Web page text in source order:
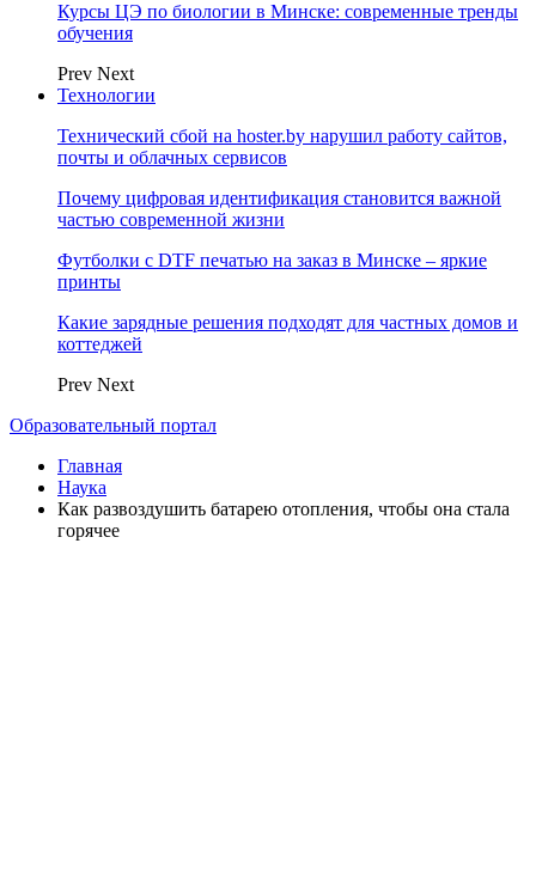
Курсы ЦЭ по биологии в Минске: современные тренды
обучения
Prev Next
Технологии
Технический сбой на hoster.by нарушил работу сайтов,
почты и облачных сервисов
Почему цифровая идентификация становится важной
частью современной жизни
Футболки с DTF печатью на заказ в Минске – яркие
принты
Какие зарядные решения подходят для частных домов и
коттеджей
Prev Next
Образовательный портал
Главная
Наука
Как развоздушить батарею отопления, чтобы она стала
горячее